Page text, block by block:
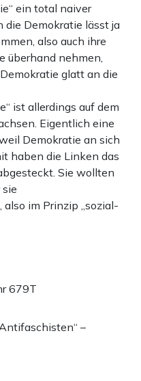
ein total naiver
die Demokratie lässt ja
also auch ihre
überhand nehmen,
glatt an die
ist allerdings auf dem
Eigentlich eine
Demokratie an sich
haben die Linken das
Sie wollten
sie
also im Prinzip „sozial-
679T
–